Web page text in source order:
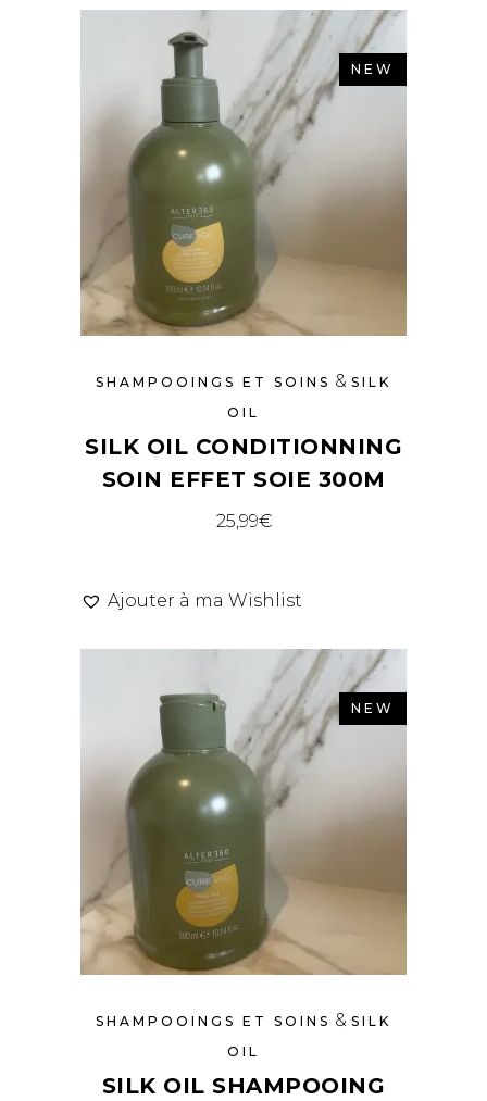
NEW
SHAMPOOINGS ET SOINS & SILK
OIL
SILK OIL CONDITIONNING
SOIN EFFET SOIE 300M
25,99€
Ajouter à ma Wishlist
NEW
SHAMPOOINGS ET SOINS & SILK
OIL
SILK OIL SHAMPOOING